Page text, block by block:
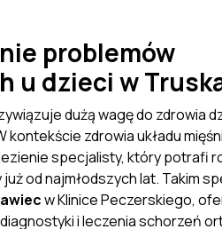
problemów
u dzieci w
dużą wagę do zdrowia
kontekście zdrowia układu
specjalisty, który potrafi
od najmłodszych lat. Takim
w Klinice Peczerskiego,
i leczenia schorzeń